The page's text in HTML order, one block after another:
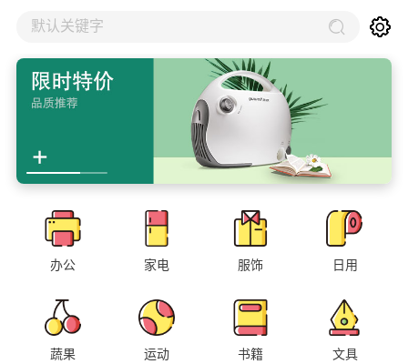
默认关键字
办公 家电 服饰 日用
蔬果 运动 书籍 文具